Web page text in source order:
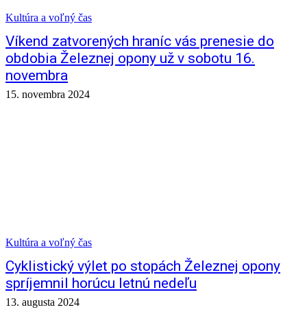
Kultúra a voľný čas
Víkend zatvorených hraníc vás prenesie do
obdobia Železnej opony už v sobotu 16.
novembra
15. novembra 2024
Kultúra a voľný čas
Cyklistický výlet po stopách Železnej opony
spríjemnil horúcu letnú nedeľu
13. augusta 2024